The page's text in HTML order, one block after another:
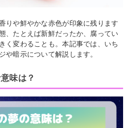
りや鮮やかな赤色が印象に残ります
、たとえば新鮮だったか、腐ってい
く変わることも。本記事では、いち
や暗示について解説します。
味は？